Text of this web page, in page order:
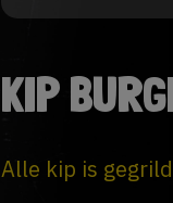
KIP
Alle kip is gegrild